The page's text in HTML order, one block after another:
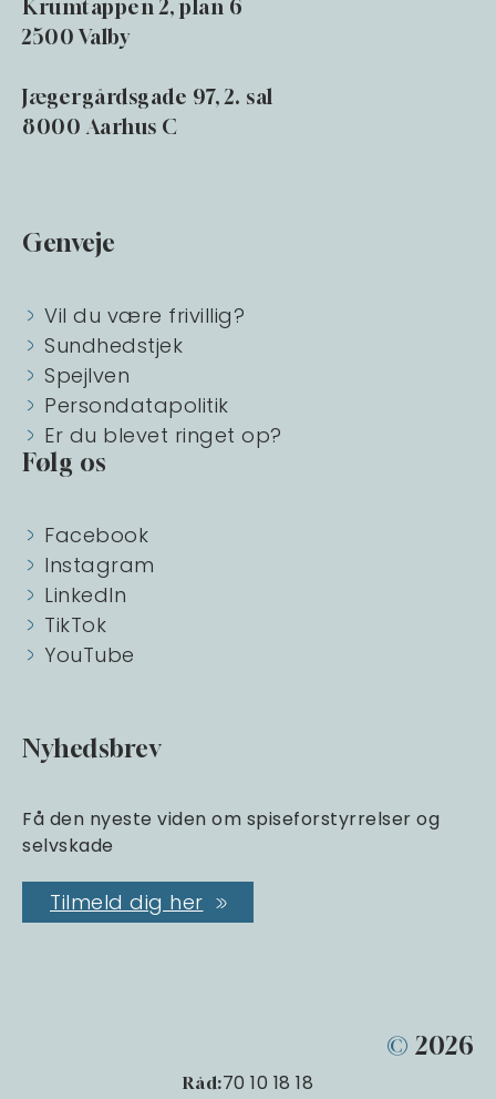
Krumtappen 2, plan 6
2500 Valby
Jægergårdsgade 97, 2. sal
8000 Aarhus C
Genveje
Vil du være frivillig?
Sundhedstjek
Spejlven
Persondatapolitik
Er du blevet ringet op?
Følg os
Facebook
Instagram
LinkedIn
TikTok
YouTube
Nyhedsbrev
Få den nyeste viden om spiseforstyrrelser og
selvskade
Tilmeld dig her
© 2026
Råd:70 10 18 18